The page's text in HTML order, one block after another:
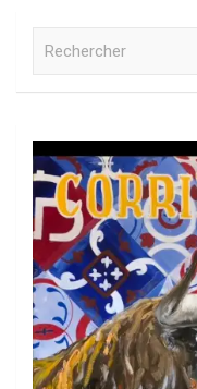
r
c
h
e
r